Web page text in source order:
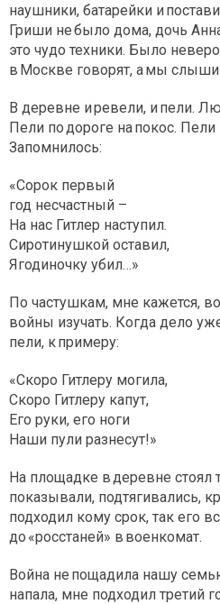
наушники, батарейки и
Гриши не было дома, дочь
это чудо техники. Было
в Москве говорят, а мы
В деревне и ревели, и пели.
Пели по дороге на покос.
Запомнилось:
«Сорок первый
год несчастный –
На нас Гитлер наступил.
Сиротинушкой оставил,
Ягодиночку убил…»
По частушкам, мне кажется,
войны изучать. Когда дело
пели, к примеру:
«Скоро Гитлеру могила,
Скоро Гитлеру капут,
Его руки, его ноги
Наши пули разнесут!»
На площадке в деревне стоял
показывали, подтягивались,
подходил кому срок, так его
до «росстаней» в военкомат.
Война не пощадила нашу
напала, мне подходил третий